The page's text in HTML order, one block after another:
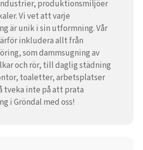
produktionsmiljöer
Vi vet att varje
är unik i sin utformning. Vår
inkludera allt från
som dammsugning av
och rör, till daglig städning
toaletter, arbetsplatser
tveka inte på att prata
i Gröndal med oss!